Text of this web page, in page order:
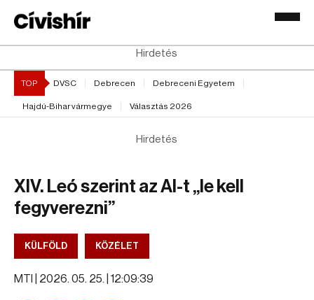
Hirdetés
TOP DVSC Debrecen Debreceni Egyetem
Hajdú-Bihar vármegye Választás 2026
Hirdetés
XIV. Leó szerint az AI-t „le kell
fegyverezni”
KÜLFÖLD KÖZÉLET
MTI | 2026. 05. 25. | 12:09:39